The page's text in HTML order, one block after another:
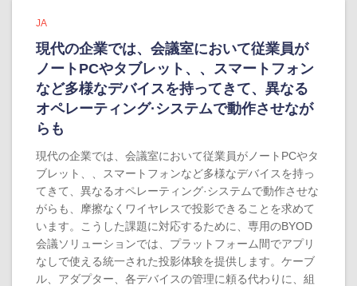
JA
現代の企業では、会議室において従業員が
ノートPCやタブレット、、スマートフォン
など多様なデバイスを持ってきて、異なる
オペレーティング·システムで動作させなが
らも
現代の企業では、会議室において従業員がノートPCやタ
ブレット、、スマートフォンなど多様なデバイスを持っ
てきて、異なるオペレーティング·システムで動作させな
がらも、摩擦なくワイヤレスで投影できることを求めて
います。こうした課題に対応するために、専用のBYOD
会議ソリューションでは、プラットフォーム間でアプリ
なしで使える統一された投影体験を提供します。ケーブ
ル、アダプター、各デバイスの管理に頼る代わりに、組